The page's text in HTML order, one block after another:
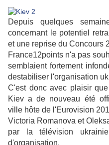
Depuis quelques
concernant le potentiel
et une reprise du Concours
France12points n'a pas
semblaient fortement
destabiliser l'organisation
C'est donc avec plaisir
Kiev a de nouveau été
ville hôte de l'Eurovision
Victoria Romanova et
par la télévision
d'organisation.